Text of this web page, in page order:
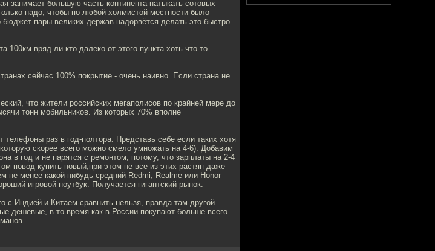
занимает большую часть континента натыкать сотовых
надо, чтобы по любой холмистой местности было
бюджет пары великих держав надорвётся делать это быстро.
100км вряд ли кто далеко от этого пункта хоть что-то
сейчас 100% покрытие - очень наивно. Если страна не
что жители российских мегаполисов по крайней мере до
тонн мобильников. Из которых 70% вполне
раз в год-полтора. Представь себе если таких хотя
скорее всего можно смело умножать на 4-6). Добавим
в год и не парятся с ремонтом, потому, что зарплаты на 2-4
повод купить новый,при этом не все из этих растяп даже
не менее какой-нибудь средний Redmi, Realme или Honor
игровой ноутбук. Получается гигантский рынок.
с Индией и Китаем сравнить нельзя, правда там другой
дешевые, в то время как в России покупают больше всего